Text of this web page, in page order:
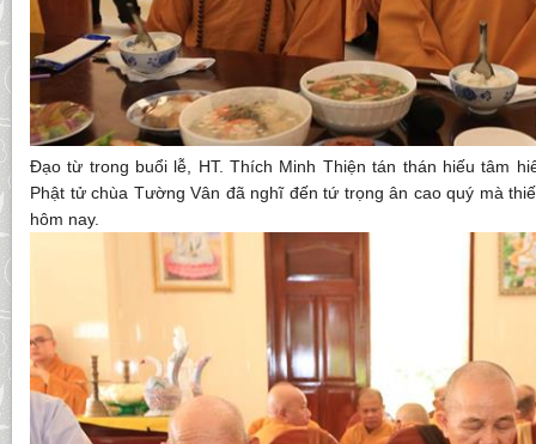
Đạo từ trong buổi lễ, HT. Thích Minh Thiện tán thán hiếu tâm
Phật tử chùa Tường Vân đã nghĩ đến tứ trọng ân cao quý mà
hôm nay.